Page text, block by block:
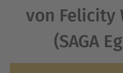
von Felicity
(SAGA